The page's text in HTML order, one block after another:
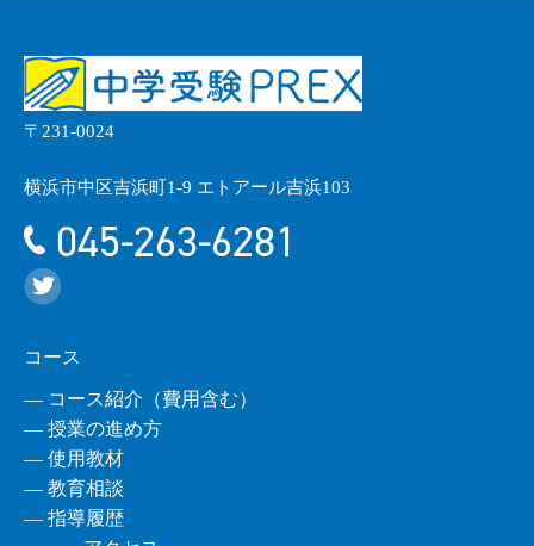
〒231-0024
横浜市中区吉浜町1-9 エトアール吉浜103
045-263-6281
コース
― コース紹介（費用含む）
― 授業の進め方
― 使用教材
― 教育相談
― 指導履歴